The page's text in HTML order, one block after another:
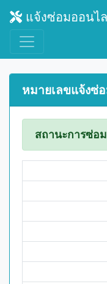
แจ้งซ่อมออนไ
หมายเลขแจ้งซ่
สถานะการซ่อ